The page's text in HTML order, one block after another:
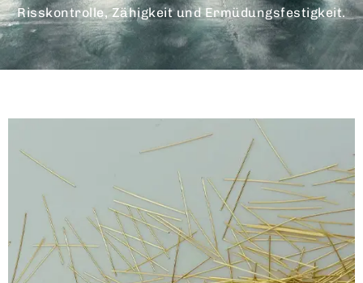
Risskontrolle, Zähigkeit und Ermüdungsfestigkeit.